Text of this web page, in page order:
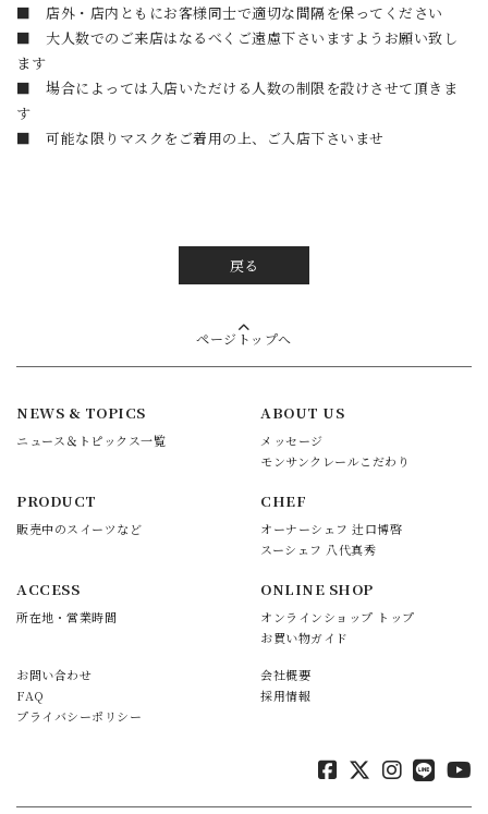
■ 店外・店内ともにお客様同士で適切な間隔を保ってください
■ 大人数でのご来店はなるべくご遠慮下さいますようお願い致し
ます
■ 場合によっては入店いただける人数の制限を設けさせて頂きま
す
■ 可能な限りマスクをご着用の上、ご入店下さいませ
戻る
ページトップへ
NEWS & TOPICS
ニュース＆トピックス一覧
ABOUT US
メッセージ
モンサンクレールこだわり
PRODUCT
販売中のスイーツなど
CHEF
オーナーシェフ 辻口博啓
スーシェフ 八代真秀
ACCESS
所在地・営業時間
ONLINE SHOP
オンラインショップ トップ
お買い物ガイド
お問い合わせ
FAQ
プライバシーポリシー
会社概要
採用情報